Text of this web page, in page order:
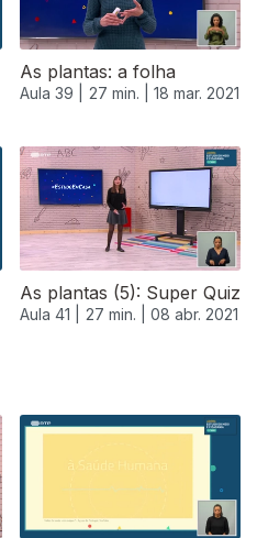
As plantas: a folha
Aula 39 | 27 min. | 18 mar. 2021
As plantas (5): Super Quiz
Aula 41 | 27 min. | 08 abr. 2021